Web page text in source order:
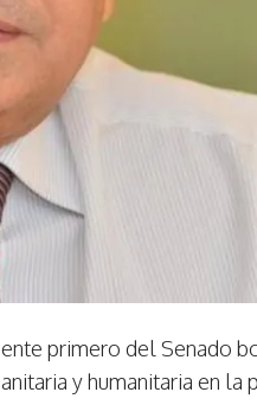
primero del Senado
y humanitaria en la